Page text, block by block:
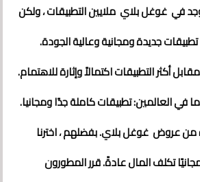
في غوغل بلاي ملايين التطبيقات ، ولكن
جديدة ومجانية وعالية الجودة.
أكثر التطبيقات اكتمالاً وإثارة للاهتمام.
في العالمين: تطبيقات كاملة جدًا ومجانيا.
من عروض غوغل بلاي. بفضلهم ، اخترنا
تطبيقًا مجانيًا تكلف المال عادةً. قرر المطورون